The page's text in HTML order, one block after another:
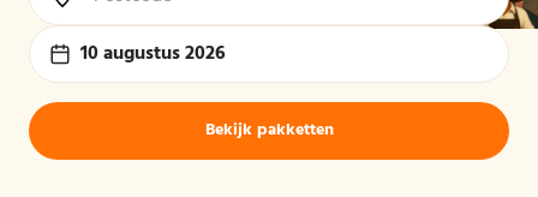
10 augustus 2026
Bekijk pakketten